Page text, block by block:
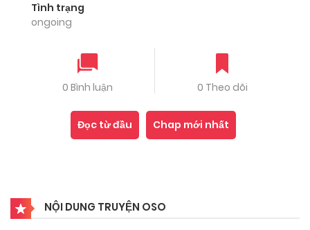
Tình trạng
ongoing
0 Bình luận 0 Theo dõi
Đọc từ đầu Chap mới nhất
NỘI DUNG TRUYỆN OSO